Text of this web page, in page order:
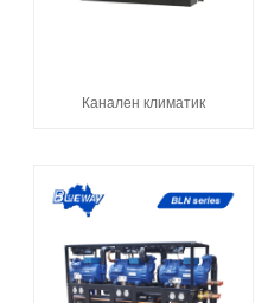
Канален климатик